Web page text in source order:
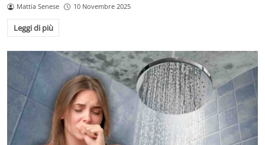
Mattia Senese 10 Novembre 2025
Leggi di più